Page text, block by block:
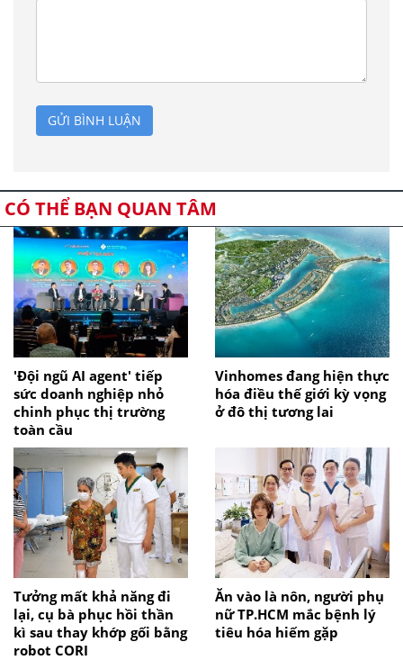
GỬI BÌNH LUẬN
CÓ THỂ BẠN QUAN TÂM
'Đội ngũ AI agent' tiếp
sức doanh nghiệp nhỏ
chinh phục thị trường
toàn cầu
Vinhomes đang hiện thực
hóa điều thế giới kỳ vọng
ở đô thị tương lai
Tưởng mất khả năng đi
lại, cụ bà phục hồi thần
kì sau thay khớp gối bằng
robot CORI
Ăn vào là nôn, người phụ
nữ TP.HCM mắc bệnh lý
tiêu hóa hiếm gặp